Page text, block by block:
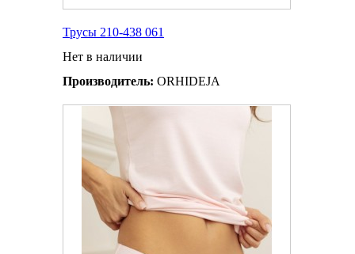
Трусы 210-438 061
Нет в наличии
Производитель: ORHIDEJA